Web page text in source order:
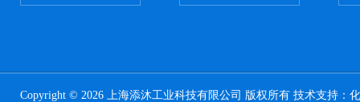
Copyright © 2026 上海添沐工业科技有限公司 版权所有 技术支持：